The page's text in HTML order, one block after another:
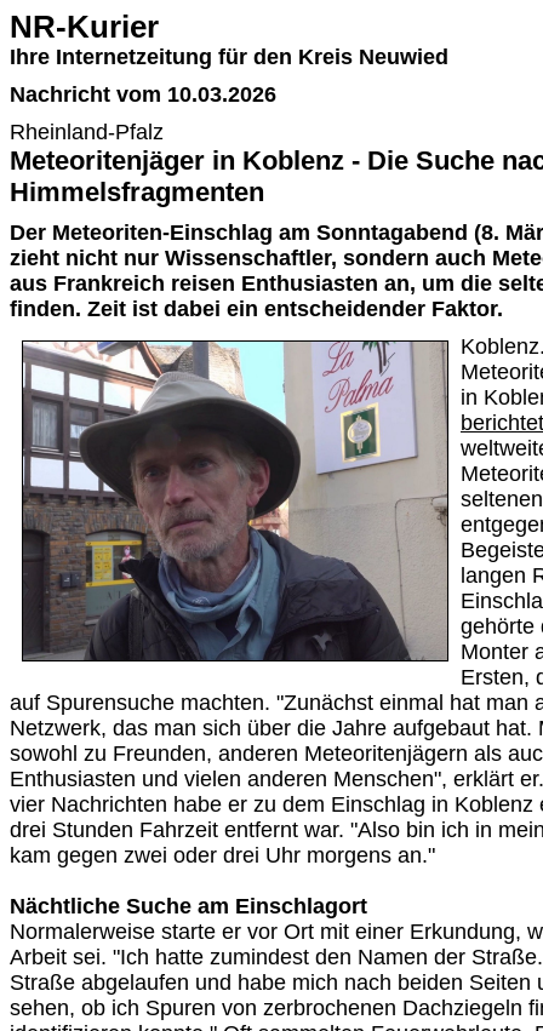
NR-Kurier
Ihre Internetzeitung für den Kreis Neuwied
Nachricht vom 10.03.2026
Rheinland-Pfalz
Meteoritenjäger in Koblenz - Die Suche
Himmelsfragmenten
Der Meteoriten-Einschlag am Sonntagabend (8.
zieht nicht nur Wissenschaftler, sondern auch
aus Frankreich reisen Enthusiasten an, um die
finden. Zeit ist dabei ein entscheidender Faktor.
in
langen
gehörte
Monter
Ersten,
auf Spurensuche machten. "Zunächst einmal hat man
Netzwerk, das man sich über die Jahre aufgebaut hat.
sowohl zu Freunden, anderen Meteoritenjägern als
Enthusiasten und vielen anderen Menschen", erklärt
vier Nachrichten habe er zu dem Einschlag in
drei Stunden Fahrzeit entfernt war. "Also bin ich in
kam gegen zwei oder drei Uhr morgens an."
Nächtliche Suche am Einschlagort
Normalerweise starte er vor Ort mit einer Erkundung,
Arbeit sei. "Ich hatte zumindest den Namen der
Straße abgelaufen und habe mich nach beiden Seiten
sehen, ob ich Spuren von zerbrochenen Dachziegeln